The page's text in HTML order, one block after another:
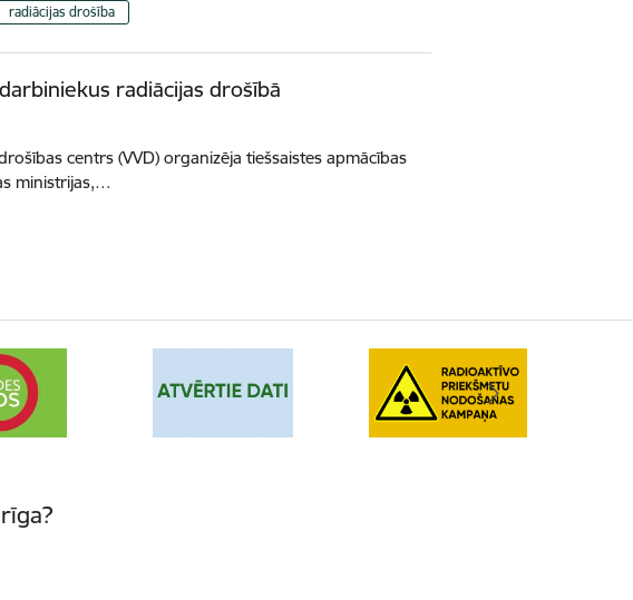
radiācijas drošība
radiācijas drošībā
centrs (VVD) organizēja tiešsaistes apmācības
ministrijas,…